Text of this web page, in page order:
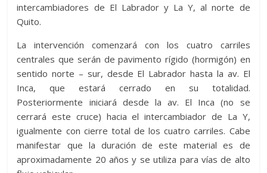
intercambiadores de El Labrador y La Y, al norte de
Quito.
La intervención comenzará con los cuatro carriles
centrales que serán de pavimento rígido (hormigón) en
sentido norte – sur, desde El Labrador hasta la av. El
Inca, que estará cerrado en su totalidad.
Posteriormente iniciará desde la av. El Inca (no se
cerrará este cruce) hacia el intercambiador de La Y,
igualmente con cierre total de los cuatro carriles. Cabe
manifestar que la duración de este material es de
aproximadamente 20 años y se utiliza para vías de alto